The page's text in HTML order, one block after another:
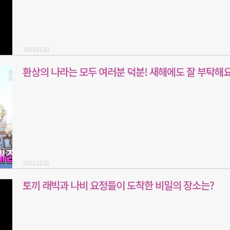
2023.01.03
환상의 나라는 모두 여러분 덕분! 새해에도 잘 부탁해
2022.12.31
토끼 래빅과 나비 요정들이 도착한 비밀의 장소는?